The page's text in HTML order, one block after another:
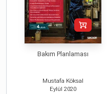
Bakım Planlaması
Mustafa Köksal
Eylül 2020